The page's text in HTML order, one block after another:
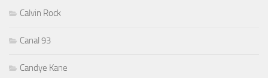
Calvin Rock
Canal 93
Candye Kane